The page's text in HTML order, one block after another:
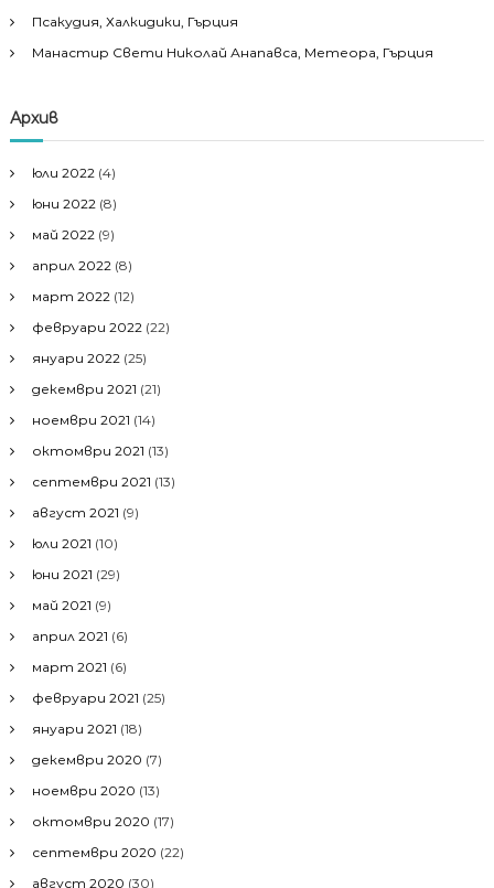
Псакудия, Халкидики, Гърция
Манастир Свети Николай Анапавса, Метеора, Гърция
Архив
юли 2022 (4)
юни 2022 (8)
май 2022 (9)
април 2022 (8)
март 2022 (12)
февруари 2022 (22)
януари 2022 (25)
декември 2021 (21)
ноември 2021 (14)
октомври 2021 (13)
септември 2021 (13)
август 2021 (9)
юли 2021 (10)
юни 2021 (29)
май 2021 (9)
април 2021 (6)
март 2021 (6)
февруари 2021 (25)
януари 2021 (18)
декември 2020 (7)
ноември 2020 (13)
октомври 2020 (17)
септември 2020 (22)
август 2020 (30)